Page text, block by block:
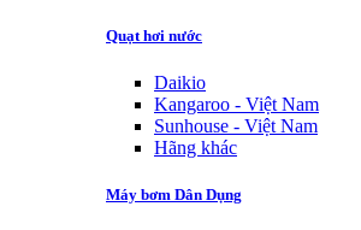
Quạt hơi nước
Daikio
Kangaroo - Việt Nam
Sunhouse - Việt Nam
Hãng khác
Máy bơm Dân Dụng